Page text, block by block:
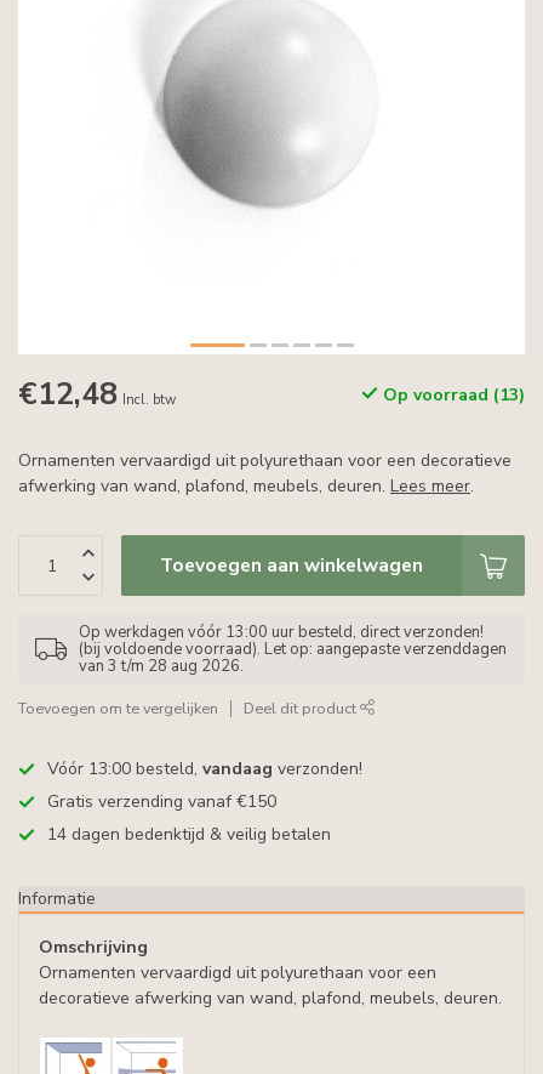
€12,48 Incl. btw Op voorraad (13)
Ornamenten vervaardigd uit polyurethaan voor een decoratieve
afwerking van wand, plafond, meubels, deuren. Lees meer.
Toevoegen aan winkelwagen
Op werkdagen vóór 13:00 uur besteld, direct verzonden!
(bij voldoende voorraad). Let op: aangepaste verzenddagen
van 3 t/m 28 aug 2026.
Toevoegen om te vergelijken Deel dit product
Vóór 13:00 besteld, vandaag verzonden!
Gratis verzending vanaf €150
14 dagen bedenktijd & veilig betalen
Informatie
Omschrijving
Ornamenten vervaardigd uit polyurethaan voor een
decoratieve afwerking van wand, plafond, meubels, deuren.